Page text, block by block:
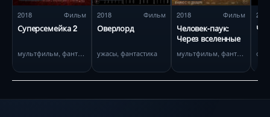
2018 Фильм
Суперсемейка 2
мультфильм, фантастика
2018 Фильм
Оверлорд
ужасы, фантастика
2018 Фильм
Человек-паук:
Через вселенные
мультфильм, фантастика
2018